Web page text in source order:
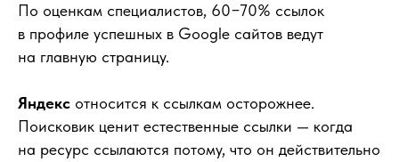
По оценкам специалистов, 60−70% ссылок
в профиле успешных в Google сайтов ведут
на главную страницу.
Яндекс относится к ссылкам осторожнее.
Поисковик ценит естественные ссылки — когда
на ресурс ссылаются потому, что он действительно